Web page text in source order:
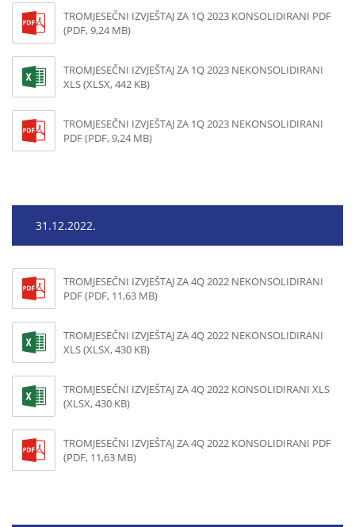
TROMJESEČNI IZVJEŠTAJ ZA 1Q 2023 KONSOLIDIRANI PDF
(PDF, 9,24 MB)
TROMJESEČNI IZVJEŠTAJ ZA 1Q 2023 NEKONSOLIDIRANI
XLS (XLSX, 442 KB)
TROMJESEČNI IZVJEŠTAJ ZA 1Q 2023 NEKONSOLIDIRANI
PDF (PDF, 9,24 MB)
31.12.2022.
TROMJESEČNI IZVJEŠTAJ ZA 4Q 2022 NEKONSOLIDIRANI
PDF (PDF, 11,63 MB)
TROMJESEČNI IZVJEŠTAJ ZA 4Q 2022 NEKONSOLIDIRANI
XLS (XLSX, 430 KB)
TROMJESEČNI IZVJEŠTAJ ZA 4Q 2022 KONSOLIDIRANI XLS
(XLSX, 430 KB)
TROMJESEČNI IZVJEŠTAJ ZA 4Q 2022 KONSOLIDIRANI PDF
(PDF, 11,63 MB)